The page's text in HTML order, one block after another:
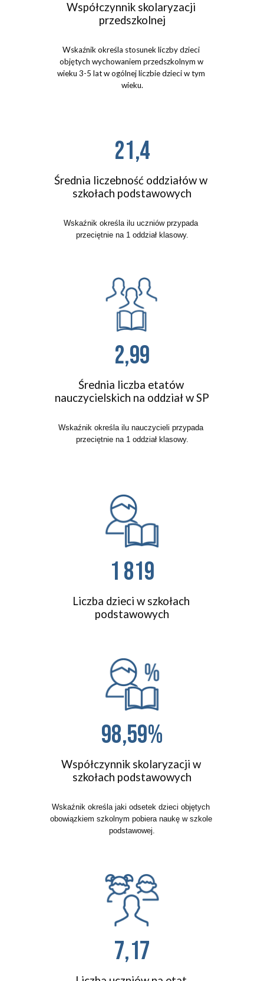
Współczynnik skolaryzacji
przedszkolnej
Wskaźnik określa stosunek liczby dzieci
objętych wychowaniem przedszkolnym w
wieku 3-5 latw ogólnej liczbie dzieci w tym
wieku.
21,4
Średnia liczebność oddziałów w
szkołach podstawowych
Wskaźnik określa ilu uczniów przypada
przeciętnie na 1 oddział klasowy.
2,99
Średnia liczba etatów
nauczycielskich na oddział w SP
Wskaźnik określa ilu nauczycieli przypada
przeciętnie na 1 oddział klasowy.
1 819
Liczba dzieci w szkołach
podstawowych
98,59%
Współczynnik skolaryzacji w
szkołach podstawowych
Wskaźnik określa jaki odsetek dzieci objętych
obowiązkiem szkolnym pobiera naukę w szkole
podstawowej.
7,17